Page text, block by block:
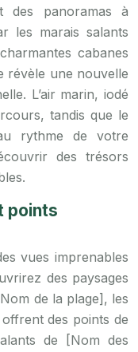
des panoramas à
les marais salants
cabanes
révèle une nouvelle
L’air marin, iodé
tandis que le
rythme de votre
des trésors
points
vues imprenables
des paysages
de la plage], les
des points de
de [Nom des